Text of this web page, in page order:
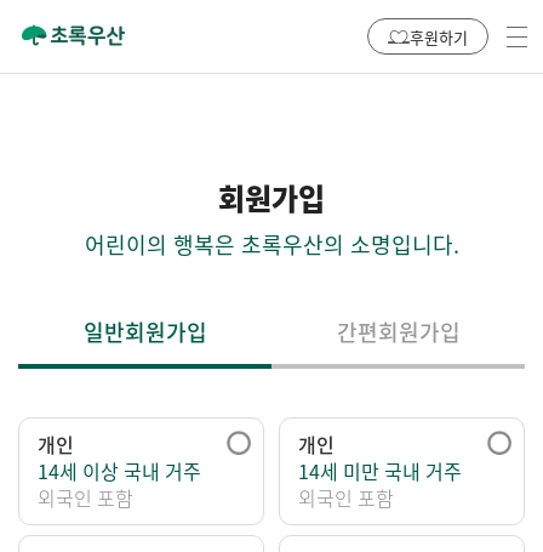
후원하기
회원가입
어린이의 행복은 초록우산의 소명입니다.
일반회원가입 간편회원가입
개인
14세 이상 국내 거주
외국인 포함
개인
14세 미만 국내 거주
외국인 포함